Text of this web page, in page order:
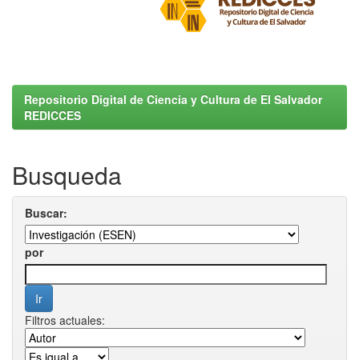
Repositorio Digital de Ciencia y Cultura de El Salvador
REDICCES
Busqueda
Buscar:
por
Filtros actuales: